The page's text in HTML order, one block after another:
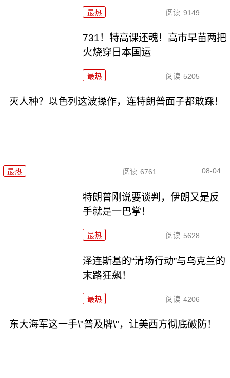
最热 阅读 9149
731！特高课还魂！高市早苗两把
火烧穿日本国运
最热 阅读 5205
灭人种？以色列这波操作，连特朗普面子都敢踩！
最热 阅读 6761 08-04
特朗普刚说要谈判，伊朗又是反
手就是一巴掌！
最热 阅读 5628
泽连斯基的“清场行动”与乌克兰的
末路狂飙！
最热 阅读 4206
东大海军这一手\"普及牌\"，让美西方彻底破防！